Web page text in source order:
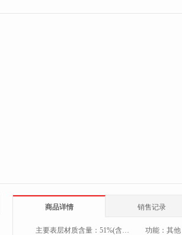
商品详情 销售记录
主要表层材质含量： 51%(含)-60%(含) 功能： 其他